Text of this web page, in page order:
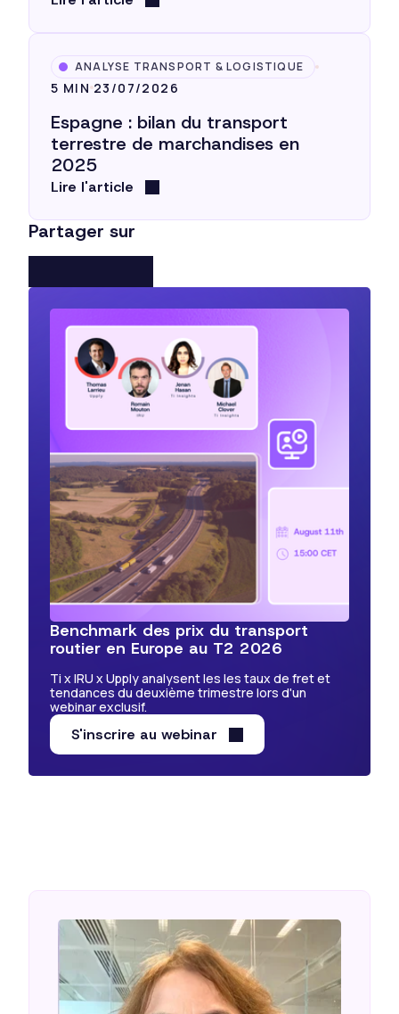
ANALYSE TRANSPORT & LOGISTIQUE
5 MIN 23/07/2026
Espagne : bilan du transport
terrestre de marchandises en
2025
Lire l'article
Partager sur
Benchmark des prix du transport
routier en Europe au T2 2026
Ti x IRU x Upply analysent les les taux de fret et
tendances du deuxième trimestre lors d'un
webinar exclusif.
S'inscrire au webinar